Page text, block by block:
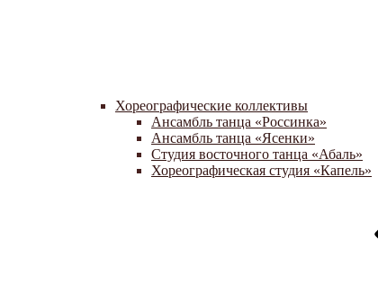
Хореографические коллективы
Ансамбль танца «Россинка»
Ансамбль танца «Ясенки»
Студия восточного танца «Абаль»
Хореографическая студия «Капель»